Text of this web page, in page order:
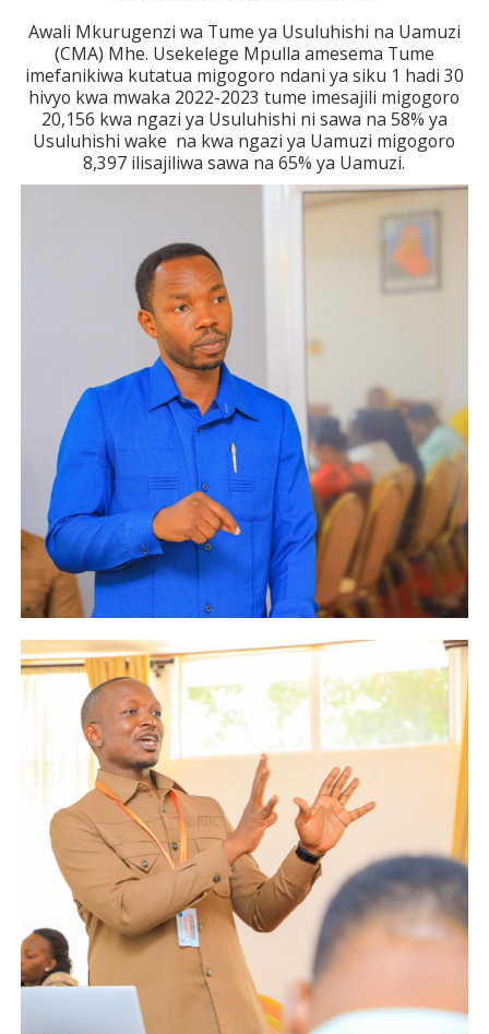
Awali Mkurugenzi wa Tume ya Usuluhishi na Uamuzi
(CMA) Mhe. Usekelege Mpulla amesema Tume
imefanikiwa kutatua migogoro ndani ya siku 1 hadi 30
hivyo kwa mwaka 2022-2023 tume imesajili migogoro
20,156 kwa ngazi ya Usuluhishi ni sawa na 58% ya
Usuluhishi wake na kwa ngazi ya Uamuzi migogoro
8,397 ilisajiliwa sawa na 65% ya Uamuzi.